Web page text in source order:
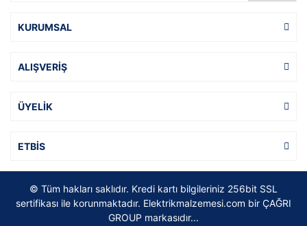
KURUMSAL
ALIŞVERİŞ
ÜYELİK
ETBİS
© Tüm hakları saklıdır. Kredi kartı bilgileriniz 256bit SSL
sertifikası ile korunmaktadır. Elektrikmalzemesi.com bir ÇAĞRI
GROUP markasıdır...